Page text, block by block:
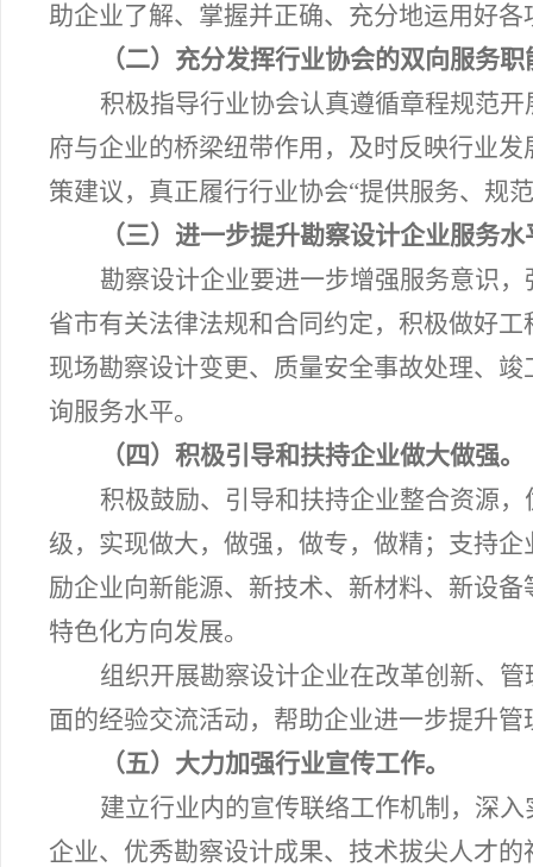
助企业了解、掌握并正确、充分地运用好各
（二）充分发挥行业协会的双向服务职
积极指导行业协会认真遵循章程规范
府与企业的桥梁纽带作用，及时反映行业
策建议，真正履行行业协会“提供服务、规
（三）进一步提升勘察设计企业服务水
勘察设计企业要进一步增强服务意识
省市有关法律法规和合同约定，积极做好
现场勘察设计变更、质量安全事故处理、
询服务水平。
（四）积极引导和扶持企业做大做强。
积极鼓励、引导和扶持企业整合资源
级，实现做大，做强，做专，做精；支持
励企业向新能源、新技术、新材料、新设
特色化方向发展。
组织开展勘察设计企业在改革创新、
面的经验交流活动，帮助企业进一步提升管
（五）大力加强行业宣传工作。
建立行业内的宣传联络工作机制，深
企业、优秀勘察设计成果、技术拔尖人才